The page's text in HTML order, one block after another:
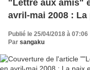
"Lettre aux amis"
avril-mai 2008 :
Publié le 25/04/2018 à 07:06
Par sangaku